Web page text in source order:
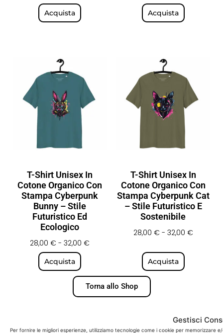
Gestisci
Per fornire le migliori esperienze, utilizziamo tecnologie come i cookie per memorizzare
Acquista Acquista
T-Shirt Unisex In
Cotone Organico Con
Stampa Cyberpunk
Bunny – Stile
Futuristico Ed
Ecologico
28,00€ - 32,00€
Acquista
T-Shirt Unisex In
Cotone Organico Con
Stampa Cyberpunk Cat
– Stile Futuristico E
Sostenibile
28,00 € - 32,00 €
Acquista
Torna allo Shop